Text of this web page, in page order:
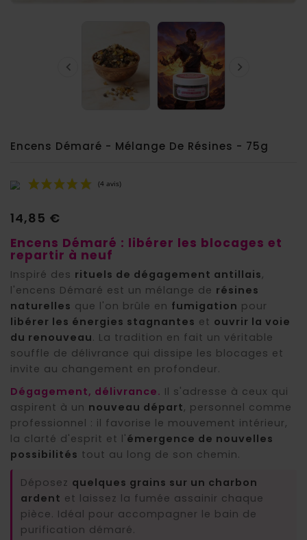
 
Encens Démaré - Mélange De Résines - 75g
(4 avis)
14,85 €
Encens Démaré : libérer les blocages et
repartir à neuf
Inspiré des rituels de dégagement antillais,
l'encens Démaré est un mélange de résines
naturelles que l'on brûle en fumigation pour
libérer les énergies stagnantes et ouvrir la voie
du renouveau. La tradition en fait un véritable
souffle de délivrance qui dissipe les blocages et
invite au changement en profondeur.
Dégagement, délivrance. Il s'adresse à ceux qui
aspirent à un nouveau départ, personnel comme
professionnel : il favorise le mouvement intérieur,
la clarté d'esprit et l'émergence de nouvelles
possibilités tout au long de son chemin.
Déposez quelques grains sur un charbon
ardent et laissez la fumée assainir chaque
pièce. Idéal pour accompagner le bain de
purification démaré.